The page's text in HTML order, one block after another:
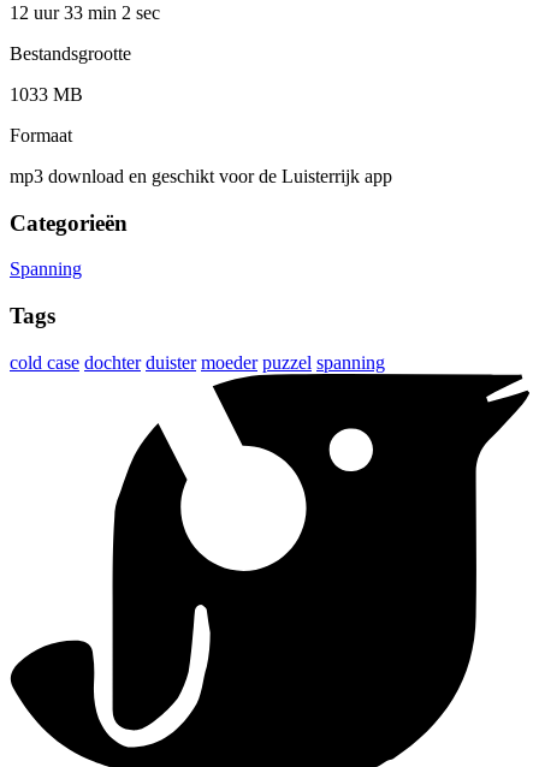
12 uur 33 min 2 sec
Bestandsgrootte
1033 MB
Formaat
mp3 download en geschikt voor de Luisterrijk app
Categorieën
Spanning
Tags
cold case dochter duister moeder puzzel spanning